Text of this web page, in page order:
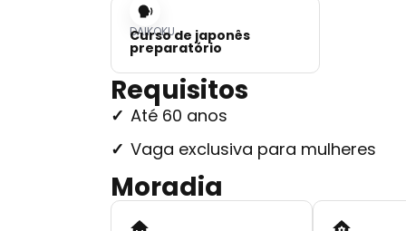
DAIKOKU
Curso de japonês
preparatório
Requisitos
Até 60 anos
Vaga exclusiva para mulheres
Moradia